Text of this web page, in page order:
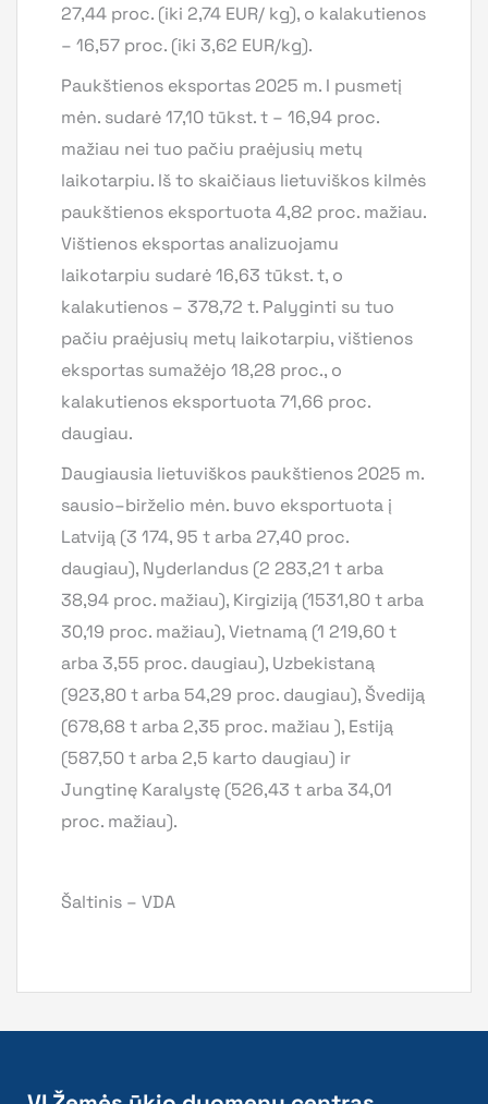
27,44 proc. (iki 2,74 EUR/ kg), o kalakutienos
– 16,57 proc. (iki 3,62 EUR/kg).
Paukštienos eksportas 2025 m. I pusmetį
mėn. sudarė 17,10 tūkst. t – 16,94 proc.
mažiau nei tuo pačiu praėjusių metų
laikotarpiu. Iš to skaičiaus lietuviškos kilmės
paukštienos eksportuota 4,82 proc. mažiau.
Vištienos eksportas analizuojamu
laikotarpiu sudarė 16,63 tūkst. t, o
kalakutienos – 378,72 t. Palyginti su tuo
pačiu praėjusių metų laikotarpiu, vištienos
eksportas sumažėjo 18,28 proc., o
kalakutienos eksportuota 71,66 proc.
daugiau.
Daugiausia lietuviškos paukštienos 2025 m.
sausio–birželio mėn. buvo eksportuota į
Latviją (3 174, 95 t arba 27,40 proc.
daugiau), Nyderlandus (2 283,21 t arba
38,94 proc. mažiau), Kirgiziją (1531,80 t arba
30,19 proc. mažiau), Vietnamą (1 219,60 t
arba 3,55 proc. daugiau), Uzbekistaną
(923,80 t arba 54,29 proc. daugiau), Švediją
(678,68 t arba 2,35 proc. mažiau ), Estiją
(587,50 t arba 2,5 karto daugiau) ir
Jungtinę Karalystę (526,43 t arba 34,01
proc. mažiau).
Šaltinis – VDA